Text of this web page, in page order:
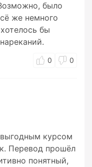
было
же немного
бы
0 0
курсом
Перевод прошёл
понятный,